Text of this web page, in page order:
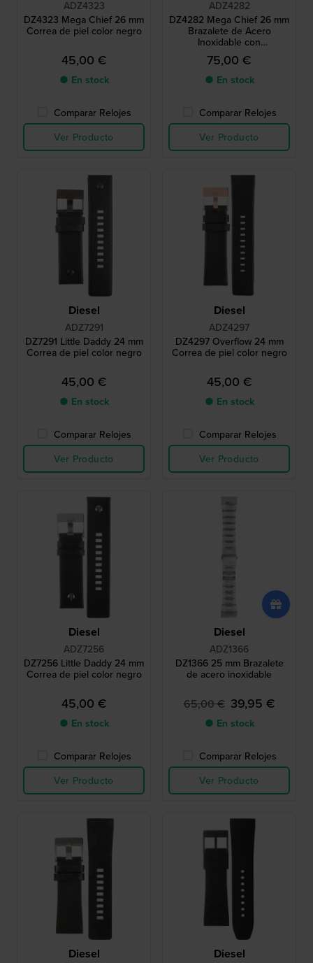
ADZ4323
DZ4323 Mega Chief 26 mm
Correa de piel color negro
45,00 €
● En stock
Comparar Relojes
Ver Producto
ADZ4282
DZ4282 Mega Chief 26 mm
Brazalete de Acero
Inoxidable con
revestimiento color gris
plomo
75,00 €
● En stock
Comparar Relojes
Ver Producto
Diesel
ADZ7291
DZ7291 Little Daddy 24 mm
Correa de piel color negro
45,00 €
● En stock
Comparar Relojes
Ver Producto
Diesel
ADZ4297
DZ4297 Overflow 24 mm
Correa de piel color negro
45,00 €
● En stock
Comparar Relojes
Ver Producto
Diesel
ADZ7256
DZ7256 Little Daddy 24 mm
Correa de piel color negro
45,00 €
● En stock
Comparar Relojes
Ver Producto
Diesel
ADZ1366
DZ1366 25 mm Brazalete
de acero inoxidable
65,00 € 39,95 €
● En stock
Comparar Relojes
Ver Producto
Diesel Diesel